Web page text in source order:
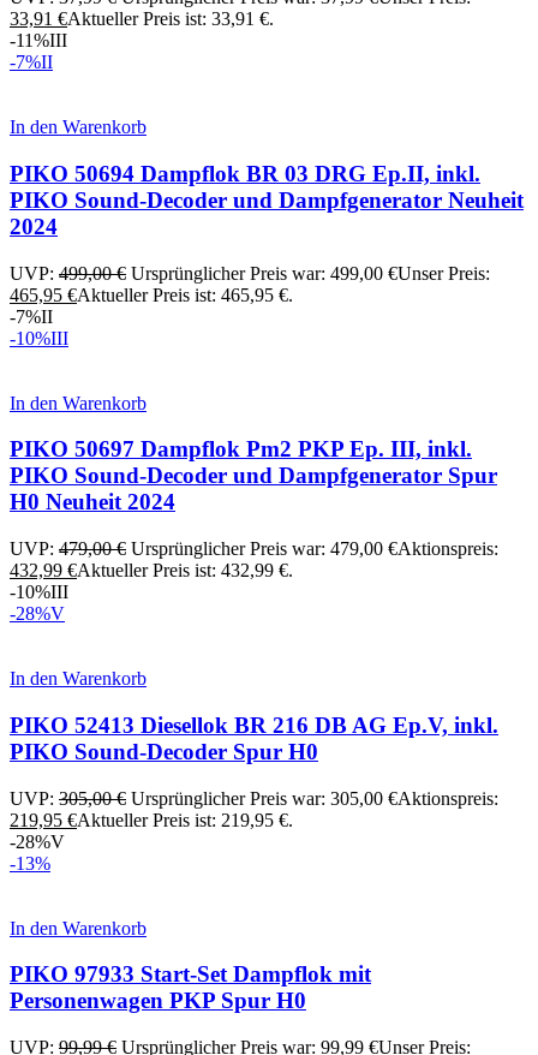
33,91 €Aktueller Preis ist: 33,91 €.
-11%III
-7%II
In den Warenkorb
PIKO 50694 Dampflok BR 03 DRG Ep.II, inkl.
PIKO Sound-Decoder und Dampfgenerator Neuheit
2024
UVP: 499,00€ Ursprünglicher Preis war: 499,00 €Unser Preis:
465,95 €Aktueller Preis ist: 465,95 €.
-7%II
-10%III
In den Warenkorb
PIKO 50697 Dampflok Pm2 PKP Ep. III, inkl.
PIKO Sound-Decoder und Dampfgenerator Spur
H0 Neuheit 2024
UVP: 479,00€ Ursprünglicher Preis war: 479,00 €Aktionspreis:
432,99 €Aktueller Preis ist: 432,99 €.
-10%III
-28%V
In den Warenkorb
PIKO 52413 Diesellok BR 216 DB AG Ep.V, inkl.
PIKO Sound-Decoder Spur H0
UVP: 305,00€ Ursprünglicher Preis war: 305,00 €Aktionspreis:
219,95 €Aktueller Preis ist: 219,95 €.
-28%V
-13%
In den Warenkorb
PIKO 97933 Start-Set Dampflok mit
Personenwagen PKP Spur H0
UVP: 99,99€ Ursprünglicher Preis war: 99,99 €Unser Preis: